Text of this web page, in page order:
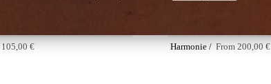
105,00 € Harmonie / From 200,00 €